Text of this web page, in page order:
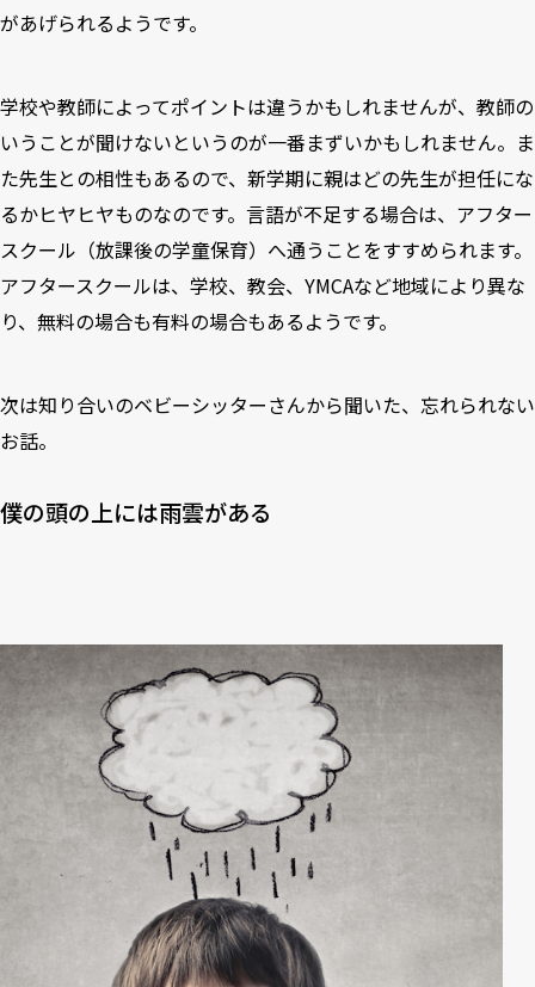
があげられるようです。
学校や教師によってポイントは違うかもしれませんが、教師の
いうことが聞けないというのが一番まずいかもしれません。ま
た先生との相性もあるので、新学期に親はどの先生が担任にな
るかヒヤヒヤものなのです。言語が不足する場合は、アフター
スクール（放課後の学童保育）へ通うことをすすめられます。
アフタースクールは、学校、教会、YMCAなど地域により異な
り、無料の場合も有料の場合もあるようです。
次は知り合いのベビーシッターさんから聞いた、忘れられない
お話。
僕の頭の上には雨雲がある